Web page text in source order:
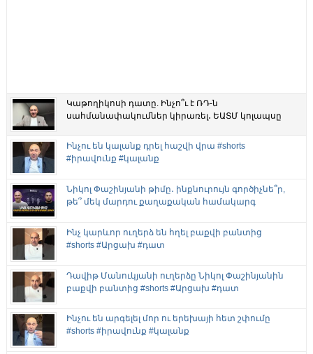
Կաթողիկոսի դատը. Ինչո՞ւ է ՌԴ-ն
սահմանափակումներ կիրառել․ ԵԱՏՄ կոլապսը
Ինչու են կալանք դրել հաշվի վրա #shorts
#իրավունք #կալանք
Նիկոլ Փաշինյանի թիմը․ ինքնուրույն գործիչնե՞ր,
թե՞ մեկ մարդու քաղաքական համակարգ
Ինչ կարևոր ուղերձ են հղել բաքվի բանտից
#shorts #Արցախ #դատ
Դավիթ Մանուկյանի ուղերձը Նիկոլ Փաշինյանին
բաքվի բանտից #shorts #Արցախ #դատ
Ինչու են արգելել մոր ու երեխայի հետ շփումը
#shorts #իրավունք #կալանք